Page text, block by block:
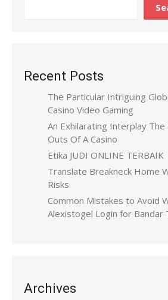
Recent Posts
The Particular Intriguing
Casino Video Gaming
An Exhilarating Interplay
Outs Of A Casino
Etika JUDI ONLINE TERBAIK
Translate Breakneck Home
Risks
Common Mistakes to Avoid
Alexistogel Login for Bandar
Archives